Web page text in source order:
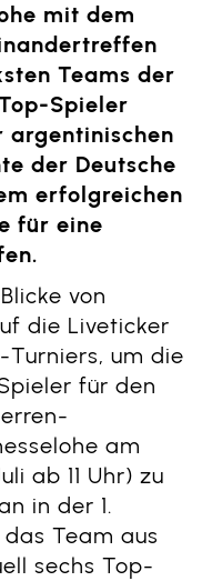
mit dem
Teams der
Spieler
argentinischen
der Deutsche
erfolgreichen
für eine
von
die Liveticker
um die
für den
am
ab 11 Uhr) zu
in der 1.
Team aus
sechs Top-